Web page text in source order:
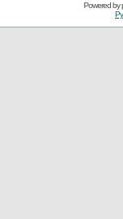
Powered by